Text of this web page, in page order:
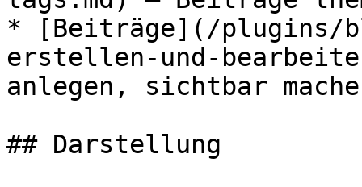
* [Beiträge](/plugins/
erstellen-und-
anlegen, sichtbar
## Darstellung